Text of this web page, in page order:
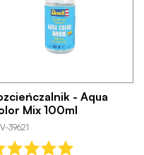
- Aqua
Mix 100ml
39621